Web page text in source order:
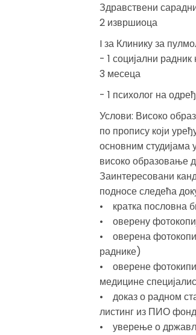
Здравствени
2 извршиоца
I за Клинику за
- 1 социјални
3 месеца
- 1 психолог на
Услови: Високо
по пропису који
основним студијама
високо образовање
Заинтересовани
подносе следећа
• кратка пословна
• оверену
• оверена
раднике)
• оверене
медицине
• доказ о радном
листинг из ПИО
• уверење о